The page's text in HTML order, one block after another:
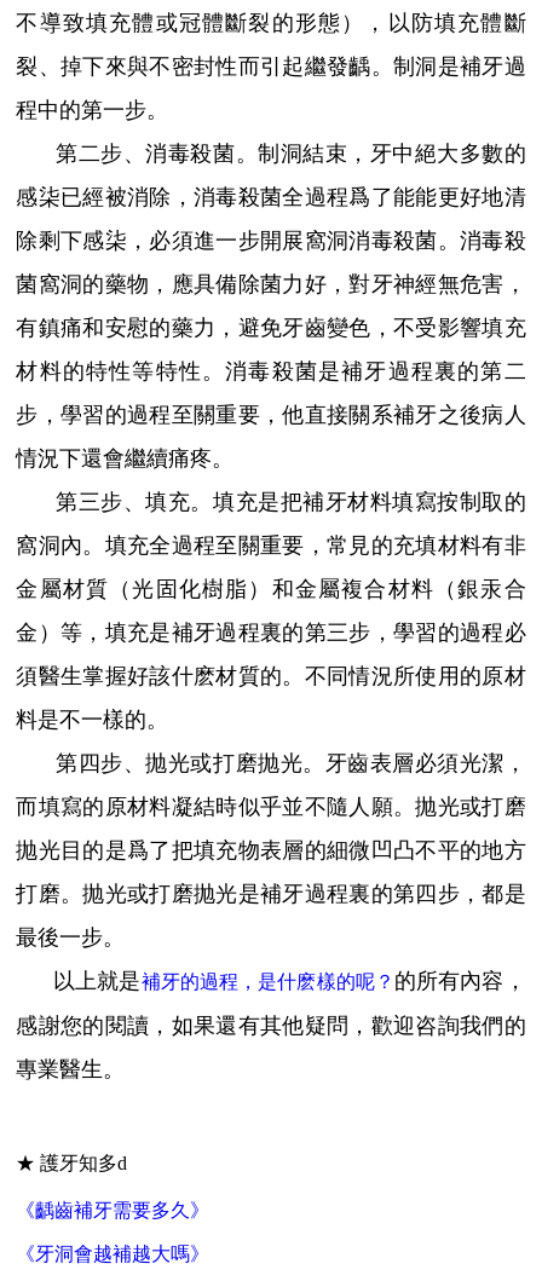
不導致填充體或冠體斷裂的形態），以防填充體斷
裂、掉下來與不密封性而引起繼發齲。制洞是補牙過
程中的第一步。
第二步、消毒殺菌。制洞結束，牙中絕大多數的
感柒已經被消除，消毒殺菌全過程爲了能能更好地清
除剩下感柒，必須進一步開展窩洞消毒殺菌。消毒殺
菌窩洞的藥物，應具備除菌力好，對牙神經無危害，
有鎮痛和安慰的藥力，避免牙齒變色，不受影響填充
材料的特性等特性。消毒殺菌是補牙過程裏的第二
步，學習的過程至關重要，他直接關系補牙之後病人
情況下還會繼續痛疼。
第三步、填充。填充是把補牙材料填寫按制取的
窩洞內。填充全過程至關重要，常見的充填材料有非
金屬材質（光固化樹脂）和金屬複合材料（銀汞合
金）等，填充是補牙過程裏的第三步，學習的過程必
須醫生掌握好該什麽材質的。不同情況所使用的原材
料是不一樣的。
第四步、抛光或打磨抛光。牙齒表層必須光潔，
而填寫的原材料凝結時似乎並不隨人願。抛光或打磨
抛光目的是爲了把填充物表層的細微凹凸不平的地方
打磨。抛光或打磨抛光是補牙過程裏的第四步，都是
最後一步。
以上就是補牙的過程，是什麽樣的呢？ 的所有內容，
感謝您的閱讀，如果還有其他疑問，歡迎咨詢我們的
專業醫生。
★ 護牙知多d
《齲齒補牙需要多久》
《牙洞會越補越大嗎》